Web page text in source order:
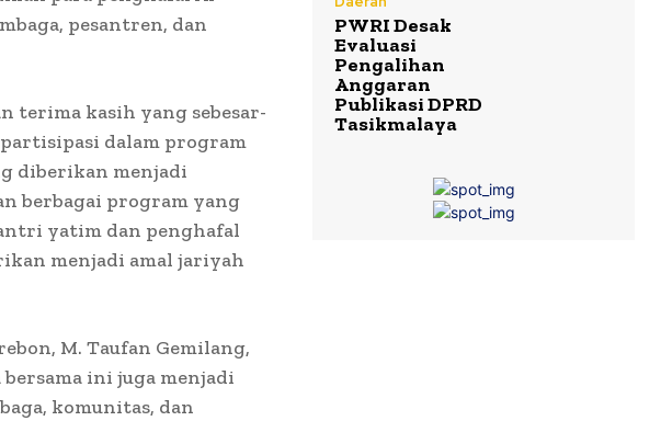
pesantren, dan
terima kasih yang sebesar-
dalam program
diberikan menjadi
berbagai program yang
yatim dan penghafal
menjadi amal jariyah
M. Taufan Gemilang,
ini juga menjadi
komunitas, dan
PWRI Desak
Evaluasi
Pengalihan
Anggaran
Publikasi DPRD
Tasikmalaya